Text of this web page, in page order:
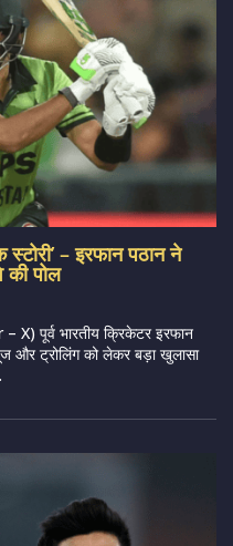
– इरफान पठान ने
की पोल
पूर्व भारतीय क्रिकेटर इरफान
और ट्रोलिंग को लेकर बड़ा खुलासा